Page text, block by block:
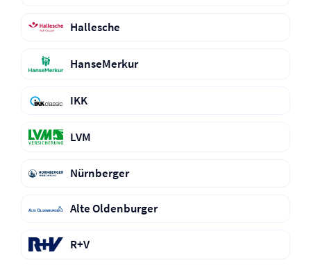
Hallesche
HanseMerkur
IKK
LVM
Nürnberger
Alte Oldenburger
R+V